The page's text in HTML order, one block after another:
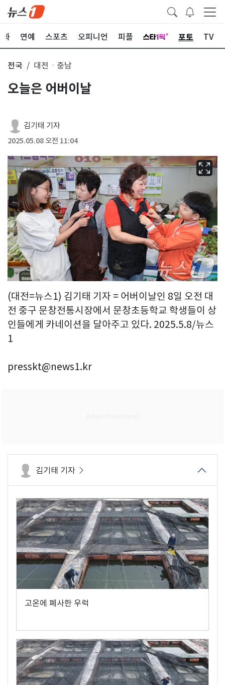
화 연예 스포츠 오피니언 피플 포토 TV
전국 대전ㆍ충남
오늘은 어버이날
김기태 기자
2025.05.08 오전 11:04
(대전=뉴스1) 김기태 기자 = 어버이날인 8일 오전 대
전 중구 문창전통시장에서 문창초등학교 학생들이 상
인들에게 카네이션을 달아주고 있다. 2025.5.8/뉴스
1
presskt@news1.kr
김기태 기자
고온에 폐사한 우럭